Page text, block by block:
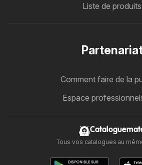
Liste de produits
Comment faire de la
Espace
Tous vos catalogues au